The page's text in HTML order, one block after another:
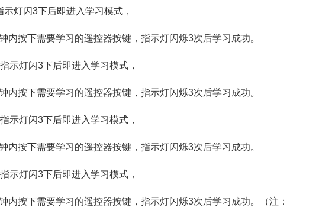
灯闪3下后即进入学习模式，
内按下需要学习的遥控器按键，指示灯闪烁3次后学习成功。
示灯闪3下后即进入学习模式，
内按下需要学习的遥控器按键，指示灯闪烁3次后学习成功。
示灯闪3下后即进入学习模式，
内按下需要学习的遥控器按键，指示灯闪烁3次后学习成功。
示灯闪3下后即进入学习模式，
内按下需要学习的遥控器按键，指示灯闪烁3次后学习成功。（注：